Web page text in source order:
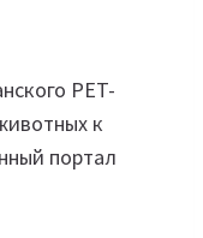
PET-
к
портал